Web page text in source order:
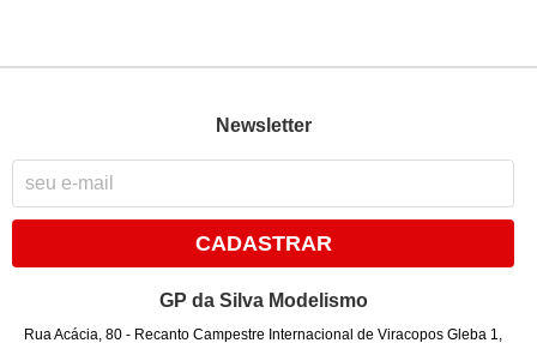
Newsletter
CADASTRAR
GP da Silva Modelismo
Rua Acácia, 80 - Recanto Campestre Internacional de Viracopos Gleba 1,